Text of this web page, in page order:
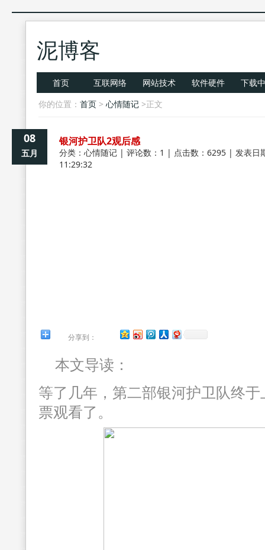
泥博客
首页 互联网络 网站技术 软件硬件
下载
你的位置： 首页 > 心情随记 >正文
08
五月
银河护卫队2观后感
分类： 心情随记 | 评论数：1 | 点击数：6295 | 发表日
11:29:32
分享到：
本文导读：
等了几年，第二部银河护卫队终
票观看了。